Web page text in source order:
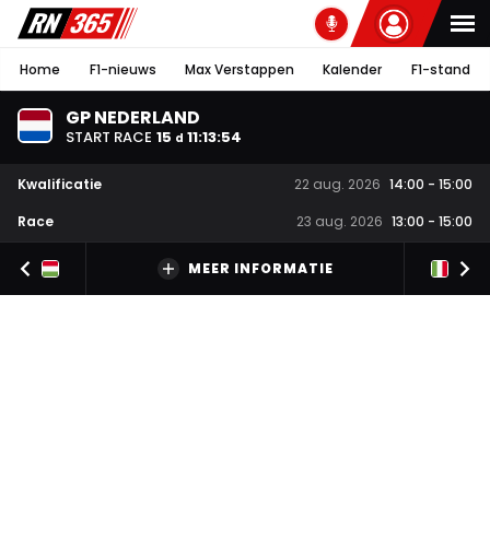
Home F1-nieuws Max Verstappen Kalender F1-stand
GP NEDERLAND
START RACE 15 d 11:13:54
Kwalificatie 22 aug. 2026 14:00 - 15:00
Race
23 aug. 2026 13:00 - 15:00
MEER INFORMATIE